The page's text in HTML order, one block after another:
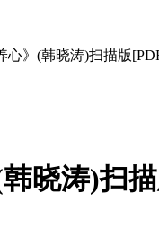
心》(韩晓涛)扫描版
韩晓涛)扫